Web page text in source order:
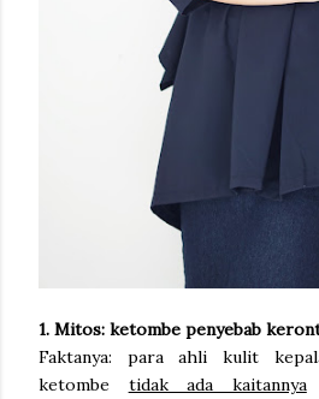
1. Mitos: ketombe penyebab
Faktanya: para ahli kulit
ketombe tidak ada kaitannya